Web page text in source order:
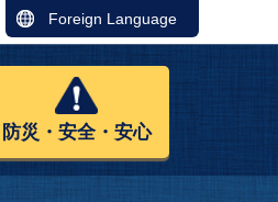
Foreign Language
防災・安全・安心